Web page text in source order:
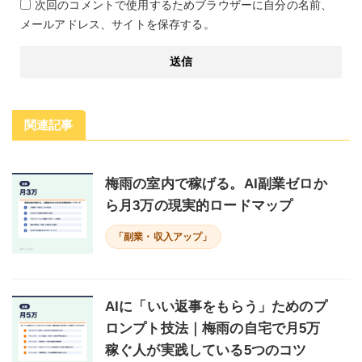
次回のコメントで使用するためブラウザーに自分の名前、
メールアドレス、サイトを保存する。
関連記事
梅雨の室内で稼げる。AI副業ゼロか
ら月3万の現実的ロードマップ
「副業・収入アップ」
AIに「いい返事をもらう」ためのプ
ロンプト技法｜梅雨の自宅で月5万
稼ぐ人が実践している5つのコツ